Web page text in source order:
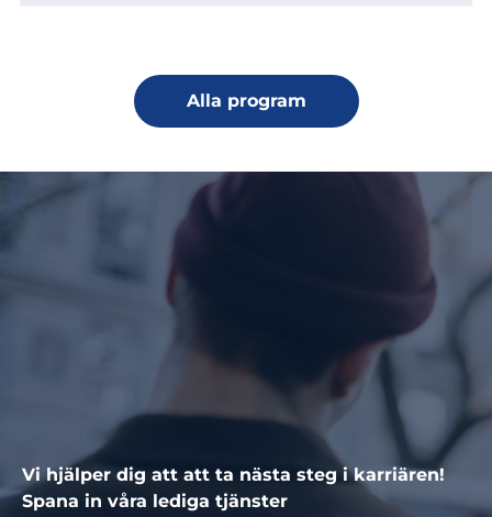
Alla program
Vi hjälper dig att att ta nästa steg i karriären!
Spana in våra lediga tjänster